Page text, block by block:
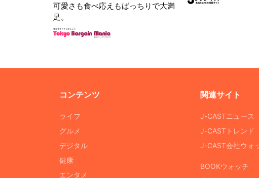
可愛さも食べ応えもばっちりで大満
足。
コンテンツ
ライフ
グルメ
デジタル
健康
エンタメ
関連サイト
J-CASTニュース
J-CASTトレンド
J-CAST会社ウォ
BOOKウォッチ